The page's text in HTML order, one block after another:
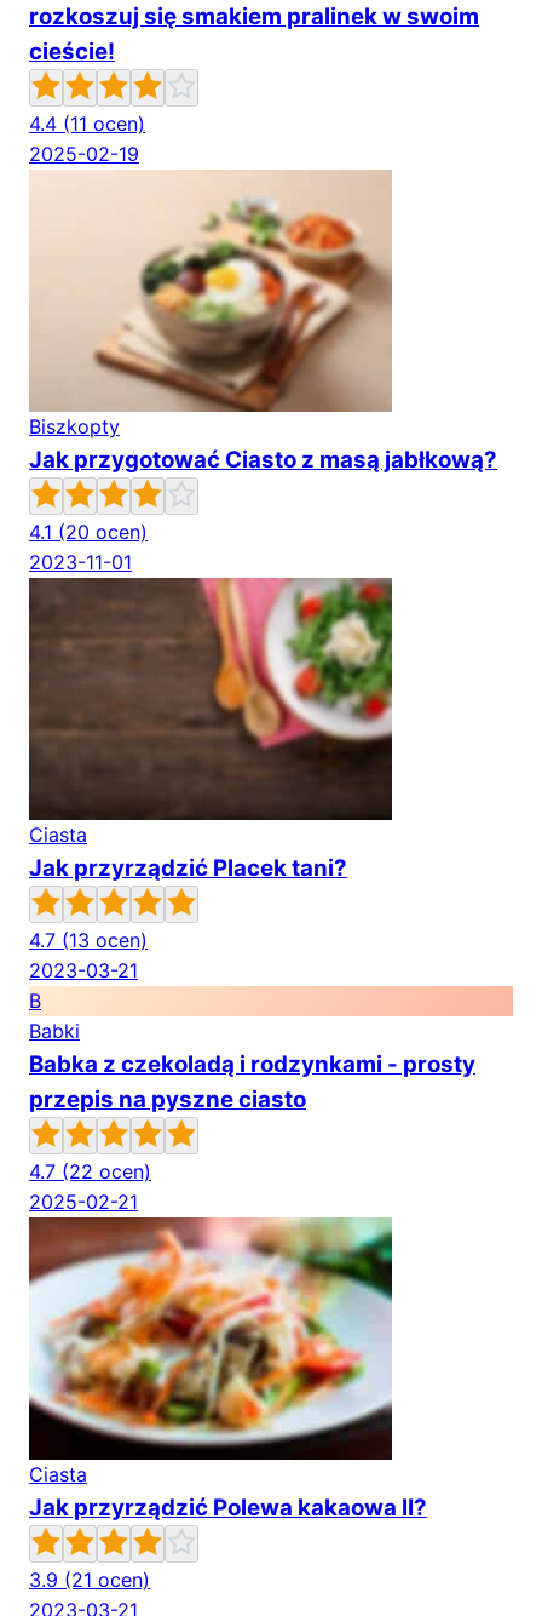
rozkoszuj się smakiem pralinek w swoim
cieście!
4.4 (11 ocen)
2025-02-19
Biszkopty
Jak przygotować Ciasto z masą jabłkową?
4.1 (20 ocen)
2023-11-01
Ciasta
Jak przyrządzić Placek tani?
4.7 (13 ocen)
2023-03-21
B
Babki
Babka z czekoladą i rodzynkami - prosty
przepis na pyszne ciasto
4.7 (22 ocen)
2025-02-21
Ciasta
Jak przyrządzić Polewa kakaowa II?
3.9 (21 ocen)
2023-03-21